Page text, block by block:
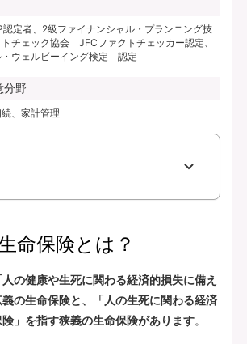
定者、2級ファイナンシャル・プランニング技
チェック協会 JFCファクトチェッカー認定、
・ウェルビーイング検定 認定
分野
、家計管理
命保険とは？
人の健康や生死に関わる経済的損失に備え
の生命保険と、「人の生死に関わる経済
」を指す狭義の生命保険があります。